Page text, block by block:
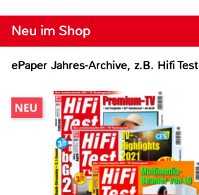
Neu im Shop
ePaper Jahres-Archive, z.B. Hifi Test